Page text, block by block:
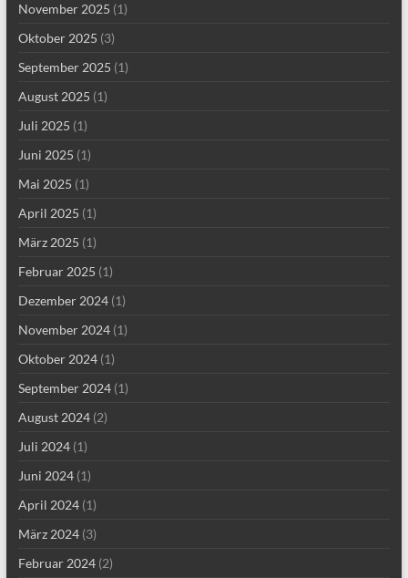
November 2025 (1)
Oktober 2025 (3)
September 2025 (1)
August 2025 (1)
Juli 2025 (1)
Juni 2025 (1)
Mai 2025 (1)
April 2025 (1)
März 2025 (1)
Februar 2025 (1)
Dezember 2024(1)
November 2024(1)
Oktober 2024(1)
September 2024(1)
August 2024(2)
Juli 2024(1)
Juni 2024(1)
April 2024(1)
März 2024(3)
Februar 2024(2)